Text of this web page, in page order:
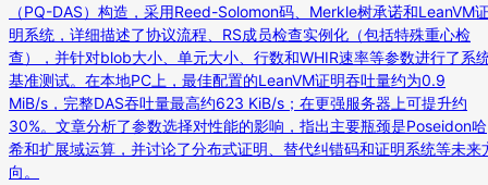
（PQ-DAS）构造，采用Reed-Solomon码、Merkle树承诺和LeanVM
明系统，详细描述了协议流程、RS成员检查实例化（包括特殊重心检
查），并针对blob大小、单元大小、行数和WHIR速率等参数进行了系
基准测试。在本地PC上，最佳配置的LeanVM证明吞吐量约为0.9
MiB/s，完整DAS吞吐量最高约623 KiB/s；在更强服务器上可提升约
30%。文章分析了参数选择对性能的影响，指出主要瓶颈是Poseidon哈
希和扩展域运算，并讨论了分布式证明、替代纠错码和证明系统等未来
向。